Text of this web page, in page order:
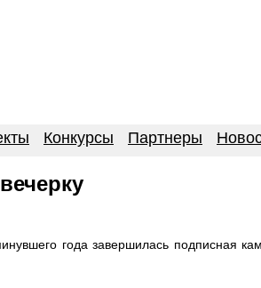
Конкурсы Партнеры
года завершилась подписная